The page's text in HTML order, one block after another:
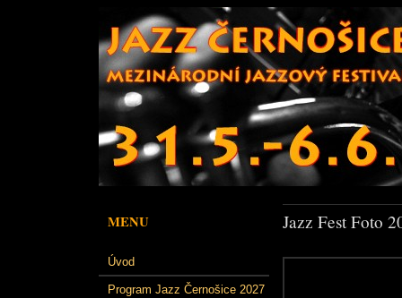
MENU
Úvod
Program Jazz Černošice 2027
Jazz Fest Foto